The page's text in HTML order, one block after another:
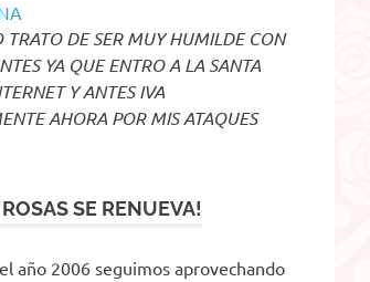
TRATO DE SER MUY HUMILDE CON
YA QUE ENTRO A LA SANTA
Y ANTES IVA
AHORA POR MIS ATAQUES
SE RENUEVA!
año 2006 seguimos aprovechando